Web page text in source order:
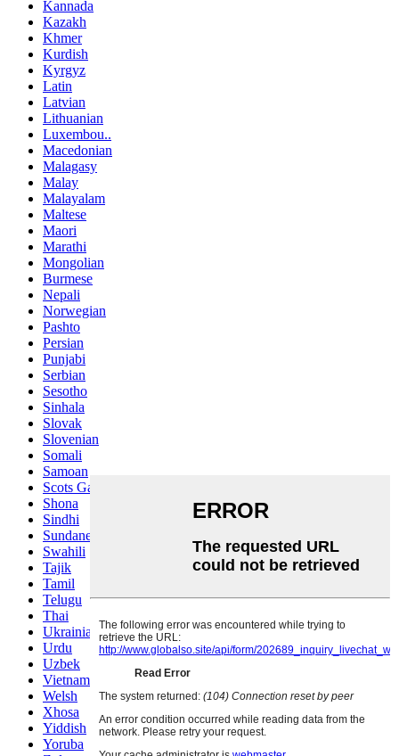
Kannada
Kazakh
Khmer
Kurdish
Kyrgyz
Latin
Latvian
Lithuanian
Luxembou..
Macedonian
Malagasy
Malay
Malayalam
Maltese
Maori
Marathi
Mongolian
Burmese
Nepali
Norwegian
Pashto
Persian
Punjabi
Serbian
Sesotho
Sinhala
Slovak
Slovenian
Somali
Samoan
Scots Gaelic
Shona
Sindhi
Sundanese
Swahili
Tajik
Tamil
Telugu
Thai
Ukrainian
Urdu
Uzbek
Vietnamese
Welsh
Xhosa
Yiddish
Yoruba